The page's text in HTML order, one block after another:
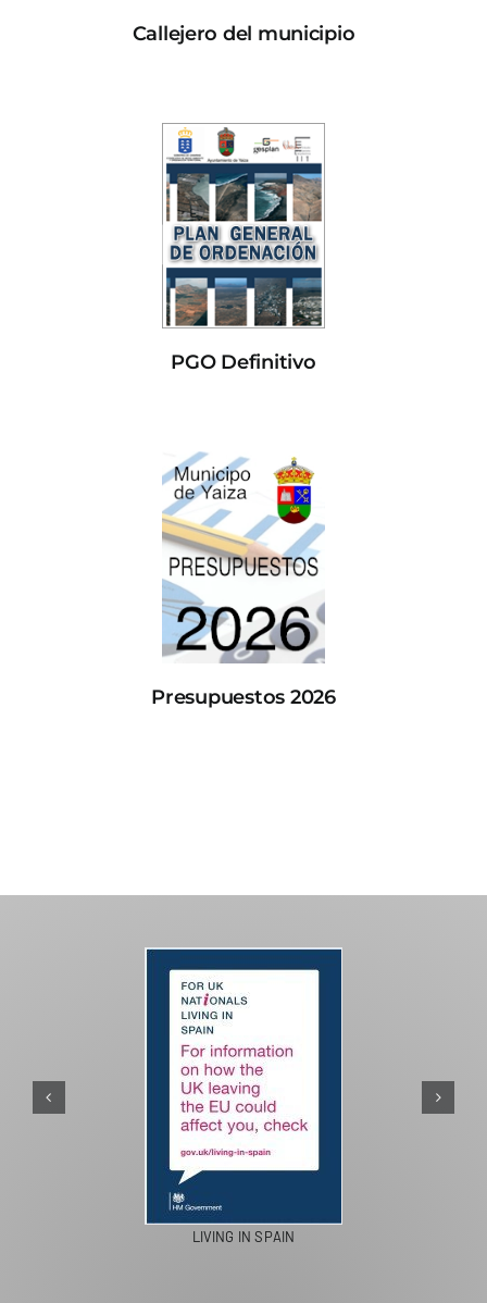
Callejero del municipio
PGO Definitivo
Presupuestos 2026
PASEOS EN CAMELLO